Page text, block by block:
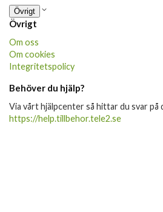
Övrigt
Övrigt
Om oss
Om cookies
Integritetspolicy
Behöver du hjälp?
Via vårt hjälpcenter så hittar du svar på
https://help.tillbehor.tele2.se